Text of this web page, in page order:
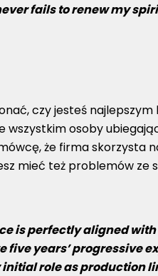
fails to renew my
czy jesteś
wszystkim osoby
że firma skorzysta
mieć też problemów ze
is perfectly aligned
years’ progressive
role as production